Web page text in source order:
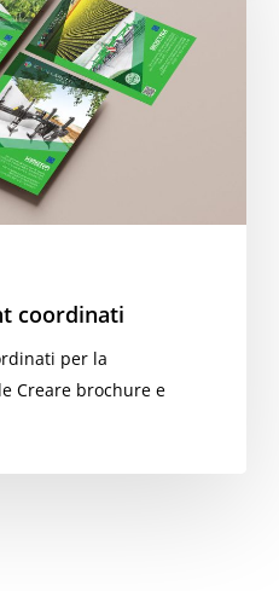
coordinati
per la
Creare brochure e